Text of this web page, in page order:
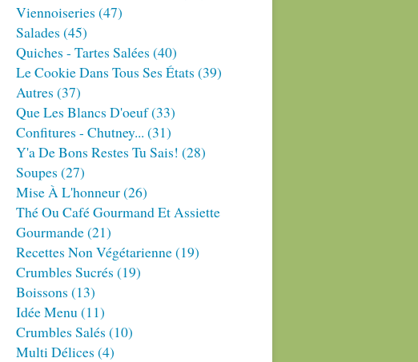
Viennoiseries (47)
Salades (45)
Quiches - Tartes Salées (40)
Le Cookie Dans Tous Ses États (39)
Autres (37)
Que Les Blancs D'oeuf(33)
Confitures - Chutney... (31)
Y'a De Bons Restes Tu Sais! (28)
Soupes (27)
Mise À L'honneur(26)
Thé Ou Café Gourmand Et Assiette
Gourmande(21)
Recettes Non Végétarienne(19)
Crumbles Sucrés (19)
Boissons (13)
Idée Menu(11)
Crumbles Salés (10)
Multi Délices (4)